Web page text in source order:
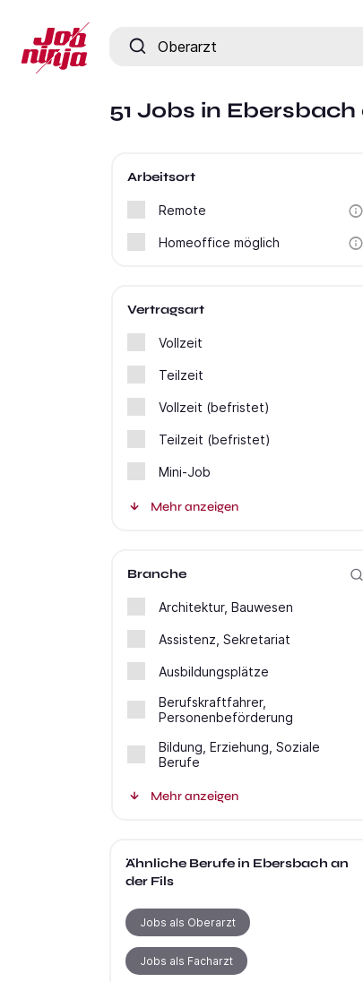
Jobtitel, Fähigkeit oder Firma
51 Jobs in
Arbeitsort
Remote
Homeoffice möglich
Vertragsart
Vollzeit
Teilzeit
Vollzeit (befristet)
Teilzeit (befristet)
Mini-Job
Mehr anzeigen
Branche
Architektur, Bauwesen
Assistenz, Sekretariat
Ausbildungsplätze
Berufskraftfahrer,
Personenbeförderung
Bildung, Erziehung, Soziale
Berufe
Mehr anzeigen
Ähnliche Berufein Ebersbach an
der Fils
Jobs als Oberarzt
Jobs als Facharzt